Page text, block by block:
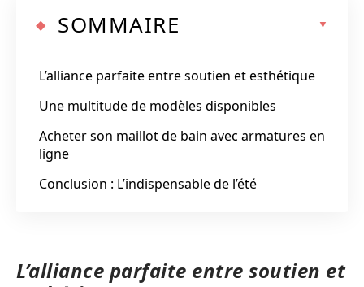
SOMMAIRE
L’alliance parfaite entre soutien et esthétique
Une multitude de modèles disponibles
Acheter son maillot de bain avec armatures en
ligne
Conclusion : L’indispensable de l’été
L’alliance parfaite entre soutien et